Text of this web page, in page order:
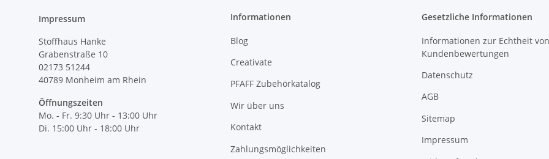
Impressum
Stoffhaus Hanke
Grabenstraße 10
02173 51244
40789 Monheim am Rhein
Öffnungszeiten
Mo. - Fr. 9:30 Uhr - 13:00 Uhr
Di. 15:00 Uhr - 18:00 Uhr
Informationen
Blog
Creativate
PFAFF Zubehörkatalog
Wir über uns
Kontakt
Zahlungsmöglichkeiten
Gesetzliche Informationen
Informationen zur Echtheit von
Kundenbewertungen
Datenschutz
AGB
Sitemap
Impressum